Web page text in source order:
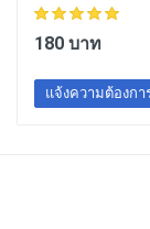
180 บาท
แจ้งความต้องกา